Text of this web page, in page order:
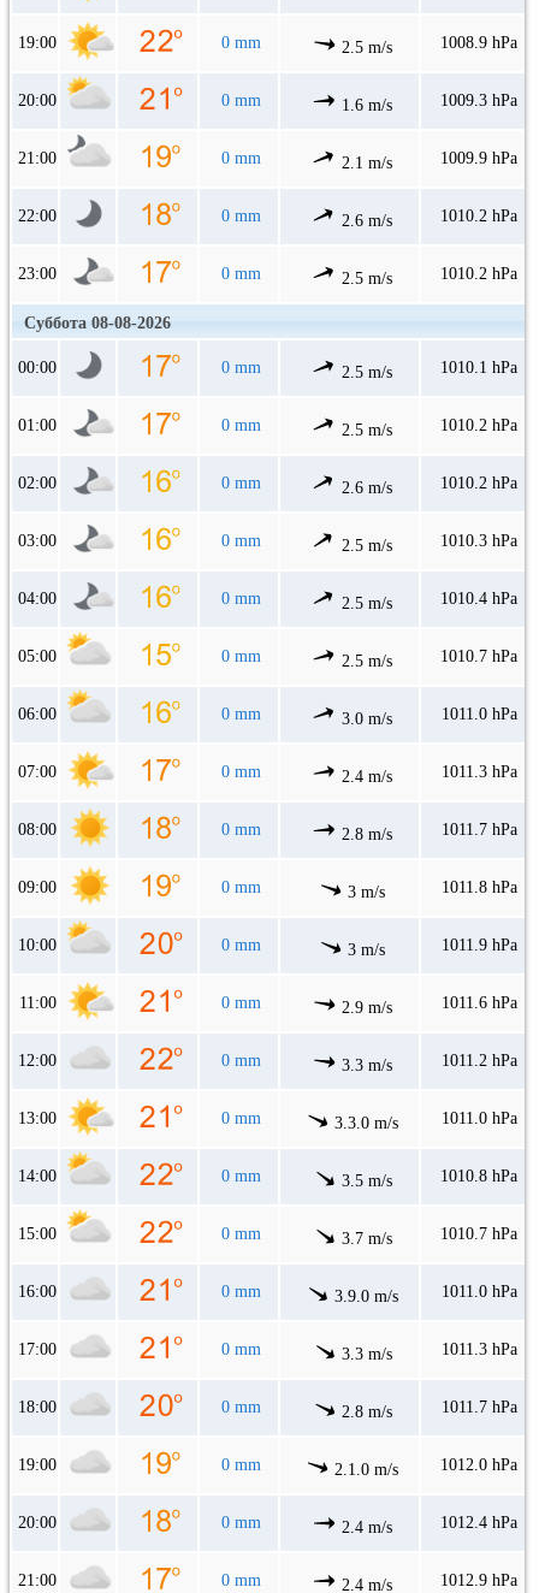
19:00 0 mm 2.5 m/s 1008.9 hPa
20:00 0 mm 1.6 m/s 1009.3 hPa
21:00 0 mm 2.1 m/s 1009.9 hPa
22:00 0 mm 2.6 m/s 1010.2 hPa
23:00 0 mm 2.5 m/s 1010.2 hPa
Суббота 08-08-2026
00:00 0 mm 2.5 m/s 1010.1 hPa
01:00 0 mm 2.5 m/s 1010.2 hPa
02:00 0 mm 2.6 m/s 1010.2 hPa
03:00 0 mm 2.5 m/s 1010.3 hPa
04:00 0 mm 2.5 m/s 1010.4 hPa
05:00 0 mm 2.5 m/s 1010.7 hPa
06:00 0 mm 3.0 m/s 1011.0 hPa
07:00 0 mm 2.4 m/s 1011.3 hPa
08:00 0 mm 2.8 m/s 1011.7 hPa
09:00 0 mm 3 m/s 1011.8 hPa
10:00 0 mm 3 m/s 1011.9 hPa
11:00 0 mm 2.9 m/s 1011.6 hPa
12:00 0 mm 3.3 m/s 1011.2 hPa
13:00 0 mm 3.3.0 m/s 1011.0 hPa
14:00 0 mm 3.5 m/s 1010.8 hPa
15:00 0 mm 3.7 m/s 1010.7 hPa
16:00 0 mm 3.9.0 m/s 1011.0 hPa
17:00 0 mm 3.3 m/s 1011.3 hPa
18:00 0 mm 2.8 m/s 1011.7 hPa
19:00 0 mm 2.1.0 m/s 1012.0 hPa
20:00 0 mm 2.4 m/s 1012.4 hPa
21:00 0 mm 2.4 m/s 1012.9 hPa